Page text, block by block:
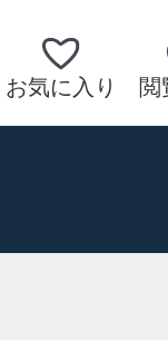
お気に入り 閲